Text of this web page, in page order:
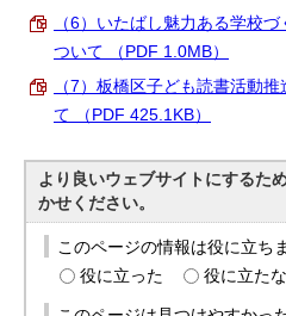
（6）いたばし魅力ある学校
ついて （PDF 1.0MB）
（7）板橋区子ども読書活動
て （PDF 425.1KB）
より良いウェブサイトにするた
かせください。
このページの情報は役に立ち
役に立った
役に立た